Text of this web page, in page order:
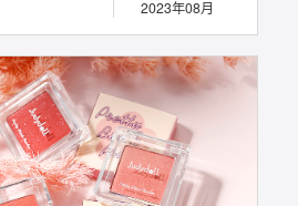
探秘阿那亚如何通过用户关